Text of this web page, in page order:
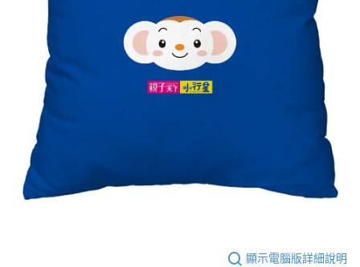
顯示電腦版詳細說明